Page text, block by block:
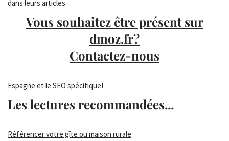
dans leurs articles.
Vous souhaitez être présent sur
dmoz.fr?
Contactez-nous
Espagne et le SEO spécifique!
Les lectures recommandées...
Référencer votre gîte ou maison rurale